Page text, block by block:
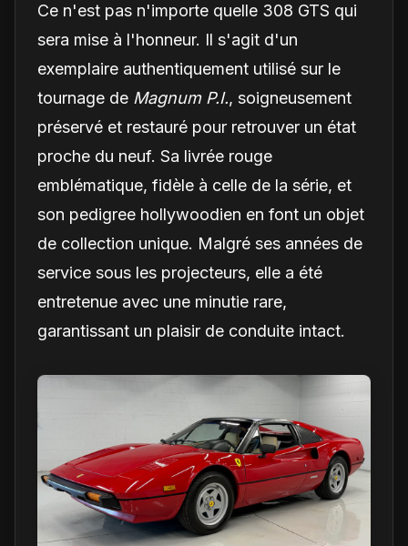
Ce n'est pas n'importe quelle 308 GTS qui
sera mise à l'honneur. Il s'agit d'un
exemplaire authentiquement utilisé sur le
tournage de Magnum P.I., soigneusement
préservé et restauré pour retrouver un état
proche du neuf. Sa livrée rouge
emblématique, fidèle à celle de la série, et
son pedigree hollywoodien en font un objet
de collection unique. Malgré ses années de
service sous les projecteurs, elle a été
entretenue avec une minutie rare,
garantissant un plaisir de conduite intact.